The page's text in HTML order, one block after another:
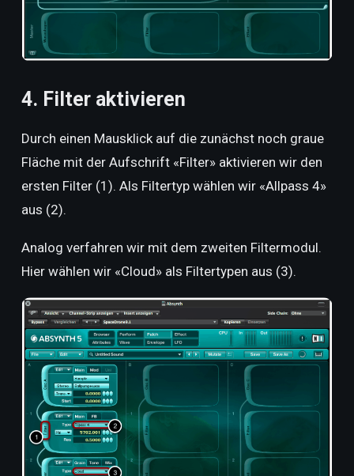
4. Filter aktivieren
Durch einen Mausklick auf die zunächst noch graue
Fläche mit der Aufschrift «Filter» aktivieren wir den
ersten Filter (1). Als Filtertyp wählen wir «Allpass 4»
aus (2).
Analog verfahren wir mit dem zweiten Filtermodul.
Hier wählen wir «Cloud» als Filtertypen aus (3).